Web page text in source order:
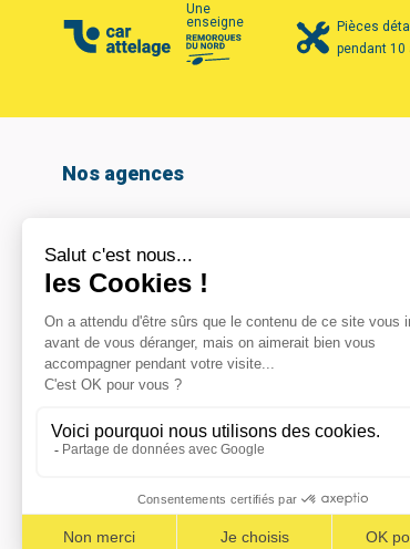
Une
enseigne
Pièces
pendant 10
Nos agences
Cambrai
Caudry
Coignières
Le Havre
Lomme
Noeux les mines
Noyelles-Godault
Reims – Croix Blandin
Reims – La